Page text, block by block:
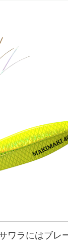
ワラにはブレ